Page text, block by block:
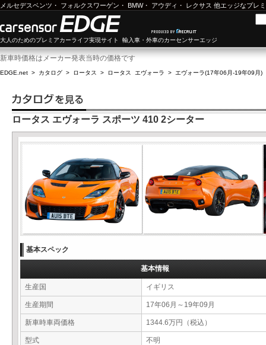
メルセデスベンツ ・ フォルクスワーゲン ・ BMW・ アウディ ・ レクサス 他エッジなプレ
大人のためのプレミアカーライフ実現サイト 輸入車・外車のカーセンサーエッジ
新車時価格はメーカー発表当時の価格です
EDGE.net > カタログ > ロータス > ロータス エヴォーラ > エヴォーラ(17年06月-19年09月)
ロータス エヴォーラ スポーツ 410 2シーター
基本スペック
基本情報
生産国 イギリス
生産期間 17年06月～19年09月
新車時車両価格 1344.6万円（税込）
型式 不明